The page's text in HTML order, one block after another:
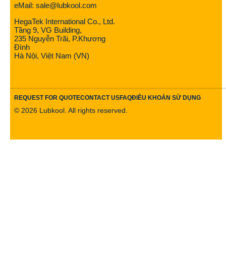
eMail: sale@lubkool.com
HegaTek International Co., Ltd.
Tầng 9, VG Building,
235 Nguyễn Trãi, P.Khương
Đình
Hà Nội, Việt Nam (VN)
REQUEST FOR QUOTECONTACT USFAQĐIỀU KHOẢN SỬ DỤNG
© 2026 Lubkool. All rights reserved.